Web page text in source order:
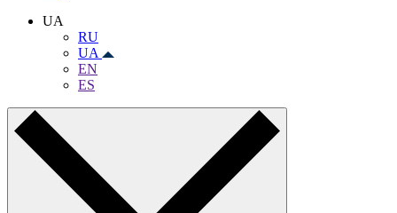
UA
RU
UA
EN
ES